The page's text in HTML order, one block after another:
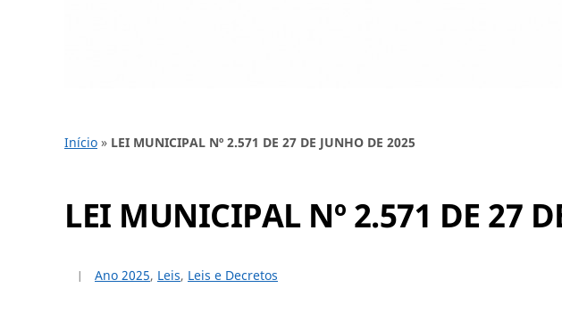
Início » LEI MUNICIPAL Nº 2.571 DE 27 DE JUNHO DE 2025
LEI MUNICIPAL Nº 2.571 DE 27
Ano 2025, Leis, Leis e Decretos